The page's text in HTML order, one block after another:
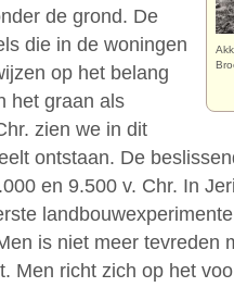
de grond. De
die in de woningen
op het belang
het graan als
zien we in dit
ontstaan. De
en 9.500 v. Chr. In
is niet meer tevreden
Men richt zich op het